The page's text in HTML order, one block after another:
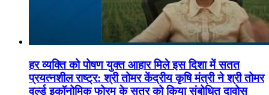
हर व्यक्ति को पोषण युक्त आहार मिले इस दिशा में सतत
प्रयत्नशील राष्ट्र: श्री तोमर केंद्रीय कृषि मंत्री ने श्री तोमर
वर्ल्ड इकॉनोमिक फोरम के सत्र को किया संबोधित दावोस